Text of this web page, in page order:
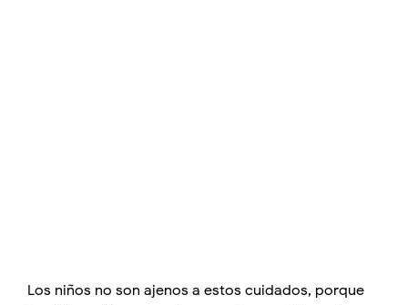
Los niños no son ajenos a estos cuidados, porque